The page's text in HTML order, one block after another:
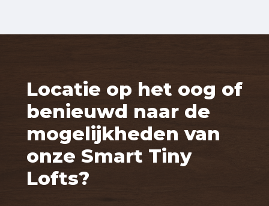
Locatie op het oog of
benieuwd naar de
mogelijkheden van
onze Smart Tiny
Lofts?